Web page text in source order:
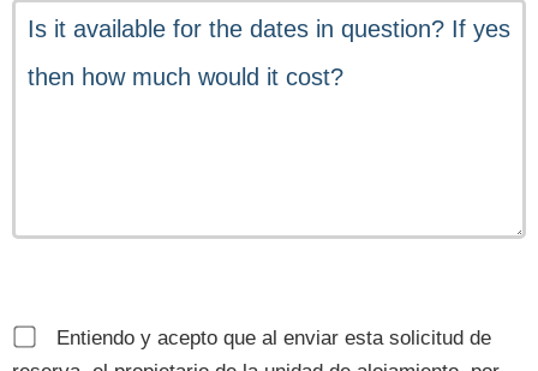
Entiendo y acepto que al enviar esta solicitud de